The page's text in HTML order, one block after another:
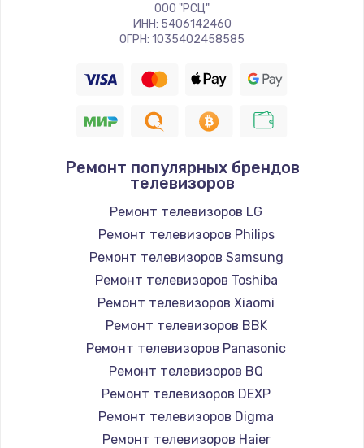
ООО "РСЦ"
ИНН: 5406142460
ОГРН: 1035402458585
Ремонт популярных брендов
телевизоров
Ремонт телевизоров LG
Ремонт телевизоров Philips
Ремонт телевизоров Samsung
Ремонт телевизоров Toshiba
Ремонт телевизоров Xiaomi
Ремонт телевизоров BBK
Ремонт телевизоров Panasonic
Ремонт телевизоров BQ
Ремонт телевизоров DEXP
Ремонт телевизоров Digma
Ремонт телевизоров Haier